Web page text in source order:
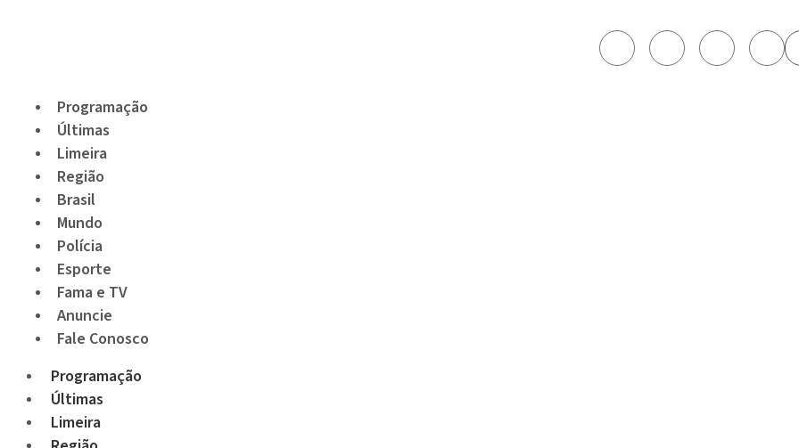
Programação
Últimas
Limeira
Região
Brasil
Mundo
Polícia
Esporte
Fama e TV
Anuncie
Fale Conosco
Programação
Últimas
Limeira